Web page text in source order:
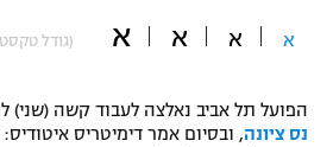
"מחצית בשכונה" – פודקאסט
משתתפים וזוכים בפרסים
אופניים
ספורט מוטורי
א א א א (גודל
הפועל תל אביב נאלצה לעבוד קשה (שני)
נס ציונה, ובסיום אמר דימיטריס